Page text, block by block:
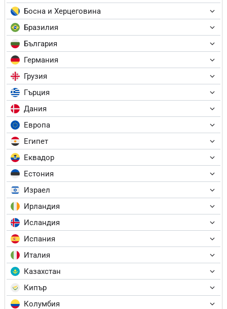
Босна и Херцеговина
Бразилия
България
Германия
Грузия
Гърция
Дания
Европа
Египет
Еквадор
Естония
Израел
Ирландия
Исландия
Испания
Италия
Казахстан
Кипър
Колумбия